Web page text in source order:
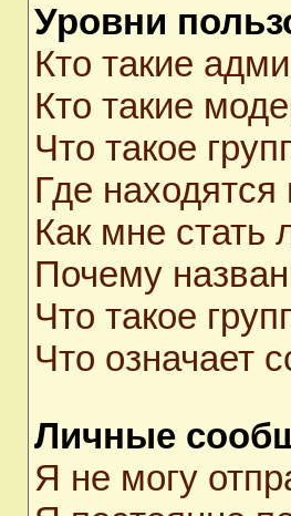
Уровни
Кто такие
Кто такие
Что такое
Где
Как мне стать
Почему
Что такое
Что означает
Личные
Я не могу